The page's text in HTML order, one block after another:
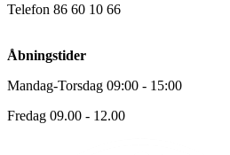
Telefon 86 60 10 66
Åbningstider
Mandag-Torsdag 09:00 - 15:00
Fredag 09.00 - 12.00